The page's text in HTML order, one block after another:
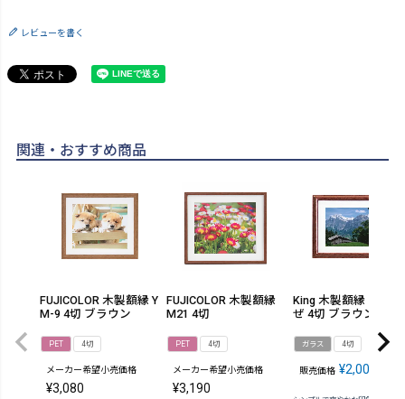
レビューを書く
関連・おすすめ商品
FUJICOLOR 木製額縁 Y
M-9 4切 ブラウン
PET 4切
メーカー希望小売価格
¥3,080
FUJICOLOR 木製額縁
M21 4切
PET 4切
メーカー希望小売価格
¥3,190
King 木製額縁 すずか
ぜ 4切 ブラウン
ガラス 4切
販売価格 ¥2,002